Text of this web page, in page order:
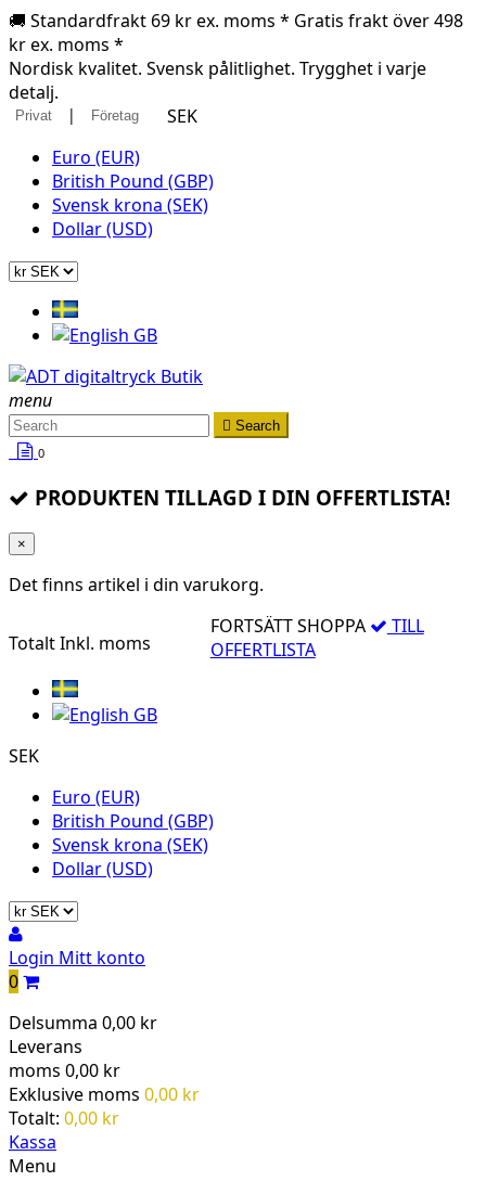
🚚 Standardfrakt 69 kr ex. moms * Gratis frakt över 498
kr ex. moms *
Nordisk kvalitet. Svensk pålitlighet. Trygghet i varje
detalj.
Privat | Företag
SEK
Euro (EUR)
British Pound (GBP)
Svensk krona (SEK)
Dollar (USD)
menu
 Search
0
PRODUKTEN TILLAGD I DIN OFFERTLISTA!
×
Det finns artikel i din varukorg.
TotaltInkl. moms
FORTSÄTT SHOPPA
TILL
OFFERTLISTA
SEK
Euro (EUR)
British Pound (GBP)
Svensk krona (SEK)
Dollar (USD)
Login Mitt konto
0
Delsumma 0,00 kr
Leverans
moms 0,00 kr
Exklusive moms 0,00 kr
Totalt: 0,00 kr
Kassa
Menu